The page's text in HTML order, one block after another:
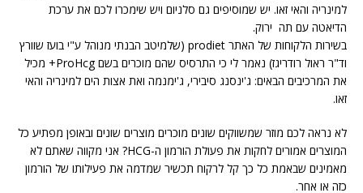
למינריה והאי זאו. יש שמוסיפים גם סלניום ויש שימכרו לכם את ערכת
הדיאטה עם תה ירוק.
בשירות הלקוחות של האתר prodiet (שלמיטב הבנתי מנוהל ע"י בועז שוורץ
וד"ר ראול רודריגז) נאמר לי כי התרסיס שהם מוכרים בשם ProHcg+ מכיל
את המרכיבים הבאים: ג'ינסנג סיבירי, ג'ימנמה ואת אצות הים למינריה והאי
זאו.
לא נראה לכם מוזר שמשווקים שונים מוכרים מוצרים שונים ובאופן מפתיע כל
המוצרים אמורים לחקות את פעולת הורמון ה-HCG? אני מקווה שאתם לא
מאמינים שבאמת כל כך קל לרקוח תכשיר שמדמה את פעילותו של הורמון
כזה או אחר.